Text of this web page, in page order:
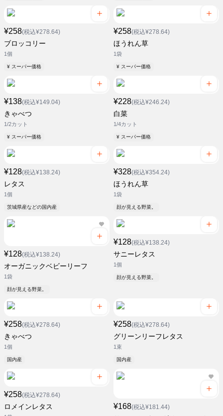
¥258(税込¥278.64)
ブロッコリー
1個
¥ スーパー価格
¥258(税込¥278.64)
ほうれん草
1袋
¥ スーパー価格
¥138(税込¥149.04)
きゃべつ
1/2カット
¥ スーパー価格
¥228(税込¥246.24)
白菜
1/4カット
¥ スーパー価格
¥128(税込¥138.24)
レタス
1個
茨城県産などの国内産
¥328(税込¥354.24)
ほうれん草
1袋
顔が見える野菜。
¥128(税込¥138.24)
オーガニックベビーリーフ
1袋
顔が見える野菜。
¥128(税込¥138.24)
サニーレタス
1個
顔が見える野菜。
¥258(税込¥278.64)
きゃべつ
1個
国内産
¥258(税込¥278.64)
グリーンリーフレタス
1束
国内産
¥258(税込¥278.64)
ロメインレタス ¥168(税込¥181.44)